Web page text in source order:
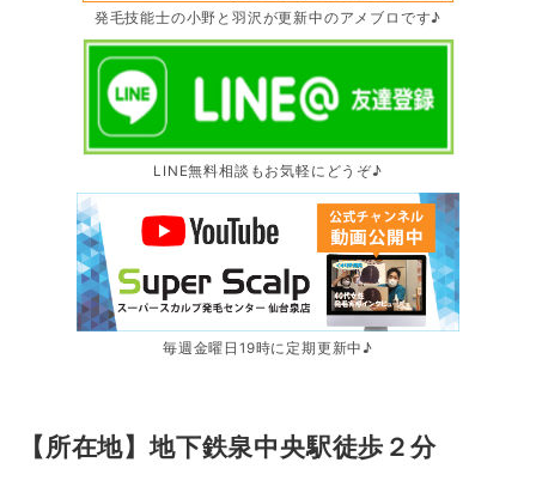
発毛技能士の小野と羽沢が更新中のアメブロです♪
LINE無料相談もお気軽にどうぞ♪
毎週金曜日19時に定期更新中♪
【所在地】地下鉄泉中央駅徒歩２分